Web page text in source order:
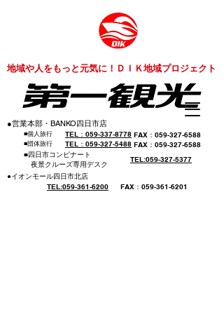
​地域や人をもっと元気に！ＤＩＫ地域プロジェクト
​FAX：059-327-6588
​FAX：059-327-6588
​TEL：059-337-8778
​■個人旅行
​TEL：059-327-5488
​■団体旅行
​■四日市コンビナート
​ 夜景クルーズ専用デスク
​TEL:059-327-5377
​●営業本部・BANKO四日市店
​●イオンモール四日市北店
​TEL:059-361-6200 ​FAX：059-361-6201